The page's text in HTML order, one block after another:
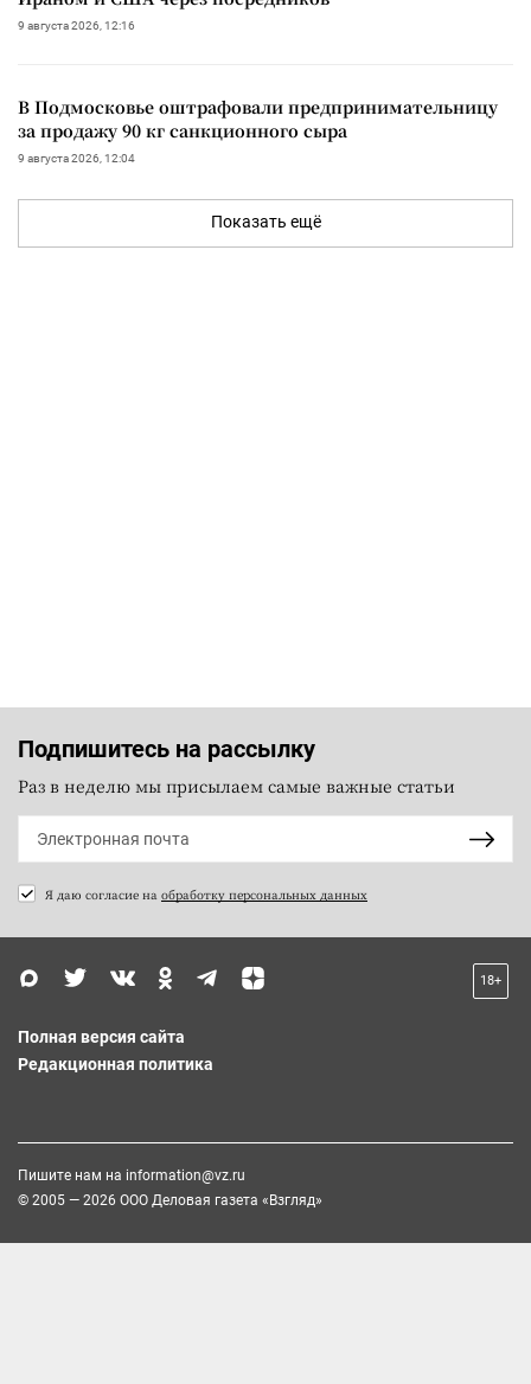
9 августа 2026, 12:16
В Подмосковье оштрафовали предпринимательницу
за продажу 90 кг санкционного сыра
9 августа 2026, 12:04
Показать ещё
Подпишитесь на рассылку
Раз в неделю мы присылаем самые важные статьи
Я даю согласие на обработку персональных данных
18+
Полная версия сайта
Редакционная политика
Пишите нам на information@vz.ru
© 2005 — 2026 ООО Деловая газета «Взгляд»